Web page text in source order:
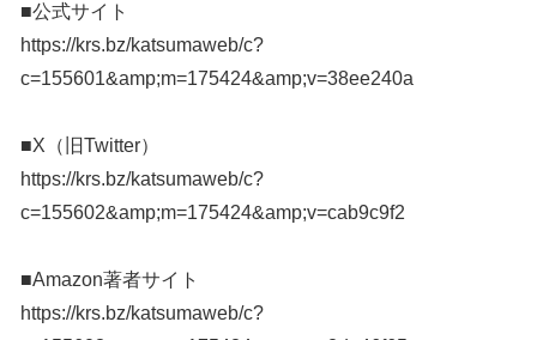
■公式サイト
https://krs.bz/katsumaweb/c?
c=155601&amp;m=175424&amp;v=38ee240a
■X（旧Twitter）
https://krs.bz/katsumaweb/c?
c=155602&amp;m=175424&amp;v=cab9c9f2
■Amazon著者サイト
https://krs.bz/katsumaweb/c?